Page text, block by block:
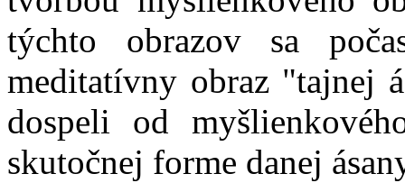
týchto obrazov sa
meditatívny obraz "tajnej
dospeli od
skutočnej forme danej